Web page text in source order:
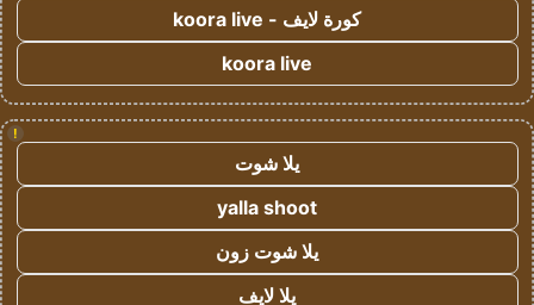
كورة لايف - koora live
koora live
!
يلا شوت
yalla shoot
يلا شوت زون
يلا لايف